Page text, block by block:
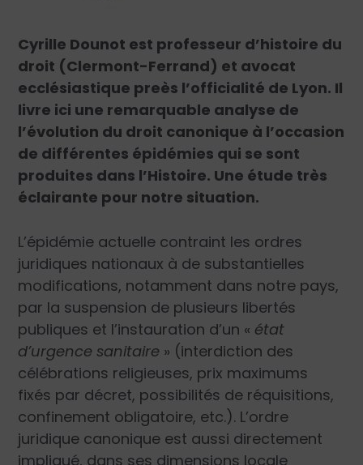
Cyrille Dounot est professeur d’histoire du
droit (Clermont-Ferrand) et avocat
ecclésiastique preès l’officialité de Lyon. Il
livre ici une remarquable analyse de
l’évolution du droit canonique à l’occasion
de différentes épidémies qui se sont
produites dans l’Histoire. Une étude très
éclairante pour notre situation.
L’épidémie actuelle contraint les ordres
juridiques nationaux à de substantielles
modifications, notamment dans notre pays,
par la suspension de plusieurs libertés
publiques et l’instauration d’un « état
d’urgence sanitaire » (interdiction des
célébrations religieuses, prix maximums
fixés par décret, possibilités de réquisitions,
confinement obligatoire, etc.). L’ordre
juridique canonique est aussi directement
impliqué, dans ses dimensions locale